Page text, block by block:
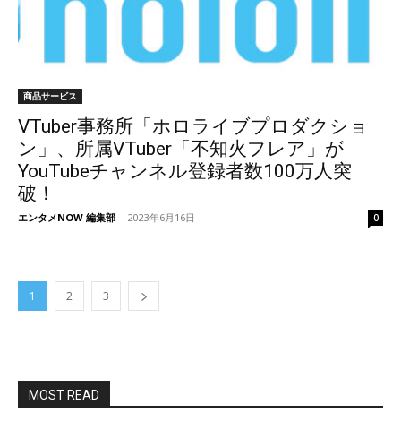
商品サービス
VTuber事務所「ホロライブプロダクショ
ン」、所属VTuber「不知火フレア」が
YouTubeチャンネル登録者数100万人突
破！
エンタメNOW 編集部 - 2023年6月16日 0
1 2 3
MOST READ